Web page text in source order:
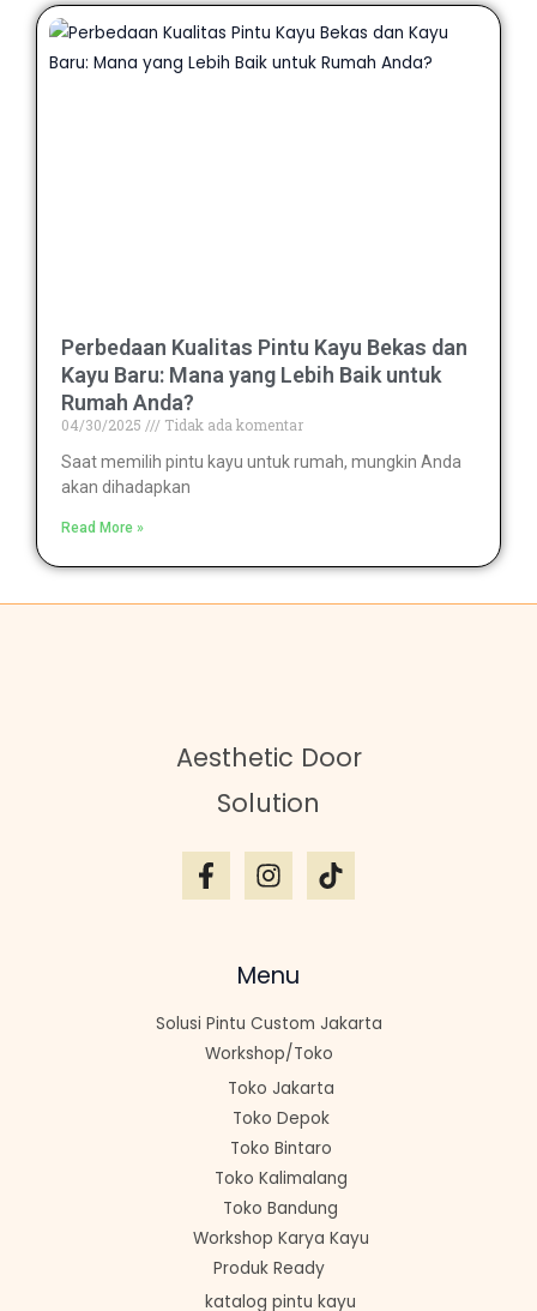
Perbedaan Kualitas Pintu Kayu Bekas dan
Kayu Baru: Mana yang Lebih Baik untuk
Rumah Anda?
04/30/2025
Tidak ada komentar
Saat memilih pintu kayu untuk rumah, mungkin Anda
akan dihadapkan
Read More »
Aesthetic Door
Solution
Menu
Solusi Pintu Custom Jakarta
Workshop/Toko
Toko Jakarta
Toko Depok
Toko Bintaro
Toko Kalimalang
Toko Bandung
Workshop Karya Kayu
Produk Ready
katalog pintu kayu